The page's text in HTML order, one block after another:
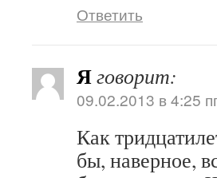
Ответить
Яговорит:
09.02.2013 в 4:25
Как
бы, наверное,